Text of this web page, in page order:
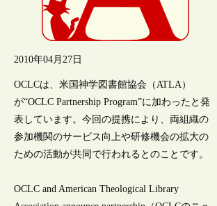
2010年04月27日
OCLCは、米国神学図書館協会（ATLA）
が“OCLC Partnership Program”に加わったと発
表しています。今回の提携により、両組織の
参加機関のサービス向上や研修機会の拡大の
ための活動が共同で行われるとのことです。
OCLC and American Theological Library